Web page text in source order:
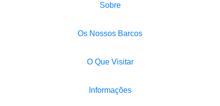
Sobre
Os Nossos Barcos
O Que Visitar
Informações